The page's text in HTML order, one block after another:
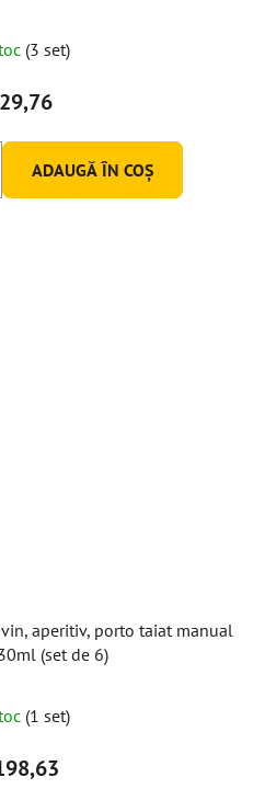
(3 set)
ADAUGĂ ÎN COŞ
aperitiv, porto taiat manual
(set de 6)
(1 set)